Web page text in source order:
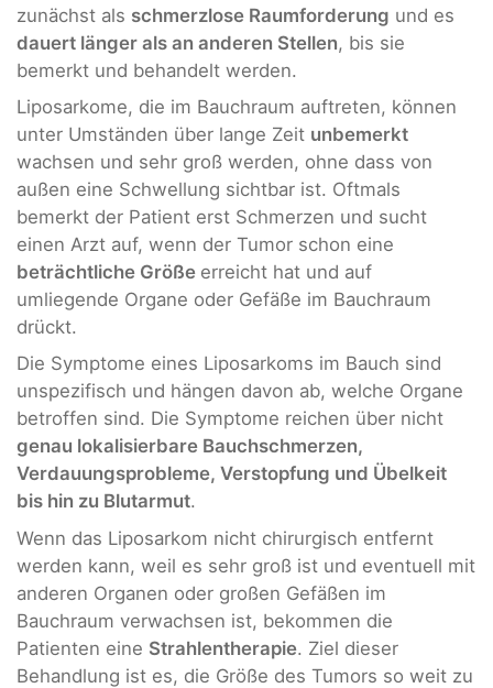
zunächst als schmerzlose Raumforderung und es
dauert länger als an anderen Stellen, bis sie
bemerkt und behandelt werden.
Liposarkome, die im Bauchraum auftreten, können
unter Umständen über lange Zeit unbemerkt
wachsen und sehr groß werden, ohne dass von
außen eine Schwellung sichtbar ist. Oftmals
bemerkt der Patient erst Schmerzen und sucht
einen Arzt auf, wenn der Tumor schon eine
beträchtliche Größe erreicht hat und auf
umliegende Organe oder Gefäße im Bauchraum
drückt.
Die Symptome eines Liposarkoms im Bauch sind
unspezifisch und hängen davon ab, welche Organe
betroffen sind. Die Symptome reichen über nicht
genau lokalisierbare Bauchschmerzen,
Verdauungsprobleme, Verstopfung und Übelkeit
bis hin zu Blutarmut.
Wenn das Liposarkom nicht chirurgisch entfernt
werden kann, weil es sehr groß ist und eventuell mit
anderen Organen oder großen Gefäßen im
Bauchraum verwachsen ist, bekommen die
Patienten eine Strahlentherapie. Ziel dieser
Behandlung ist es, die Größe des Tumors so weit zu